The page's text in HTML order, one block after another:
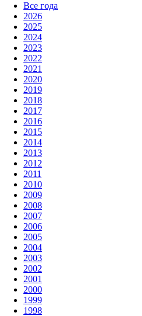
Все года
2026
2025
2024
2023
2022
2021
2020
2019
2018
2017
2016
2015
2014
2013
2012
2011
2010
2009
2008
2007
2006
2005
2004
2003
2002
2001
2000
1999
1998